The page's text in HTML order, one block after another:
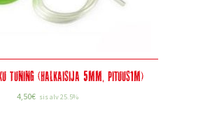
Tuning (halkaisija 5mm, pituus1m)
4,50€ sis alv 25.5%